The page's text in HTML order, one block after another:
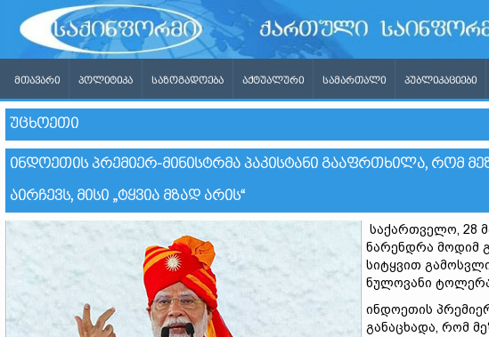
ᲛᲗᲐᲕᲐᲠᲘ ᲞᲝᲚᲘᲢᲘᲙᲐ ᲡᲐᲖᲝᲒᲐᲓᲝᲔᲑᲐ ᲐᲥᲢᲣᲐᲚᲣᲠᲘ ᲡᲐᲛᲐᲠᲗᲐᲚᲘ ᲞᲣᲑᲚᲘᲙᲐᲪᲘᲔᲑᲘ
ᲣᲪᲮᲝᲔᲗᲘ
ᲘᲜᲓᲝᲔᲗᲘᲡ ᲞᲠᲔᲛᲘᲔᲠ-ᲛᲘᲜᲘᲡᲢᲠᲛᲐ ᲞᲐᲙᲘᲡᲢᲐᲜᲘ ᲒᲐᲐᲤᲠᲗᲮᲘᲚᲐ, ᲠᲝᲛ
ᲐᲘᲠᲩᲔᲕᲡ, ᲛᲘᲡᲘ „ᲢᲧᲕᲘᲐ ᲛᲖᲐᲓ ᲐᲠᲘᲡ“
საქართველო, 28
ნარენდრა მოდიმ
სიტყვით
ნულოვანი
ინდოეთის
განაცხადა, რომ